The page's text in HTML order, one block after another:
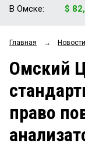
ОБЩЕСТВО
ЗАКОН
НОВОСТИ
В Омске: $
Главная → Новости
Омский
право